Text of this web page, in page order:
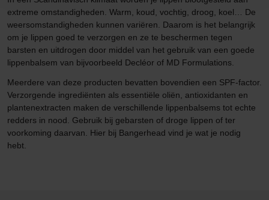
extreme omstandigheden. Warm, koud, vochtig, droog, koel… De
weersomstandigheden kunnen variëren. Daarom is het belangrijk
om je lippen goed te verzorgen en ze te beschermen tegen
barsten en uitdrogen door middel van het gebruik van een goede
lippenbalsem van bijvoorbeeld Decléor of MD Formulations.
Meerdere van deze producten bevatten bovendien een SPF-factor.
Verzorgende ingrediënten als essentiële oliën, antioxidanten en
plantenextracten maken de verschillende lippenbalsems tot echte
redders in nood. Gebruik bij gebarsten of droge lippen of ter
voorkoming daarvan. Hier bij Bangerhead vind je wat je nodig
hebt.